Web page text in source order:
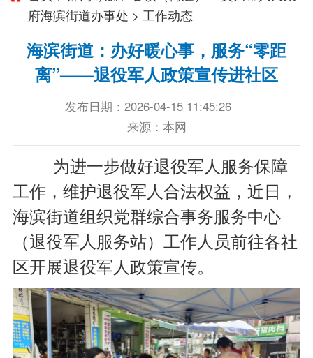
府海滨街道办事处 > 工作动态
海滨街道：办好暖心事，服务“零距
离”——退役军人政策宣传进社区
发布日期：2026-04-15 11:45:26
来源：本网
为进一步做好退役军人服务保障
工作，维护退役军人合法权益，近日，
海滨街道组织党群综合事务服务中心
（退役军人服务站）工作人员前往各社
区开展退役军人政策宣传。